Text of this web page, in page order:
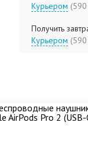
Курьером
Получить
Курьером